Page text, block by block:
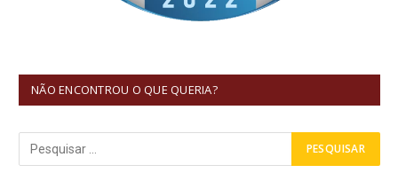
NÃO ENCONTROU O QUE QUERIA?